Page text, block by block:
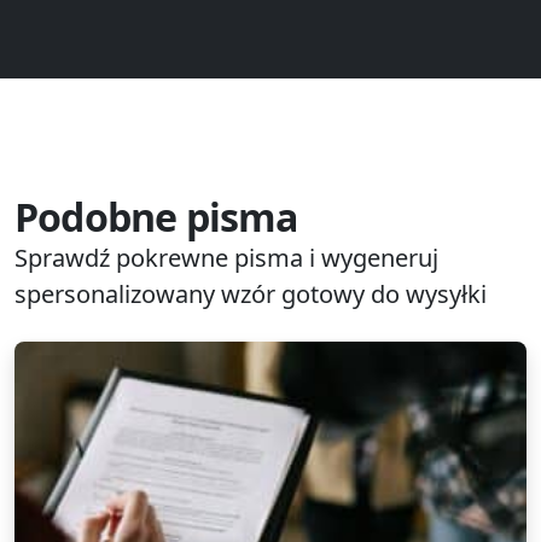
Podobne pisma
Sprawdź pokrewne pisma i wygeneruj
spersonalizowany wzór gotowy do wysyłki